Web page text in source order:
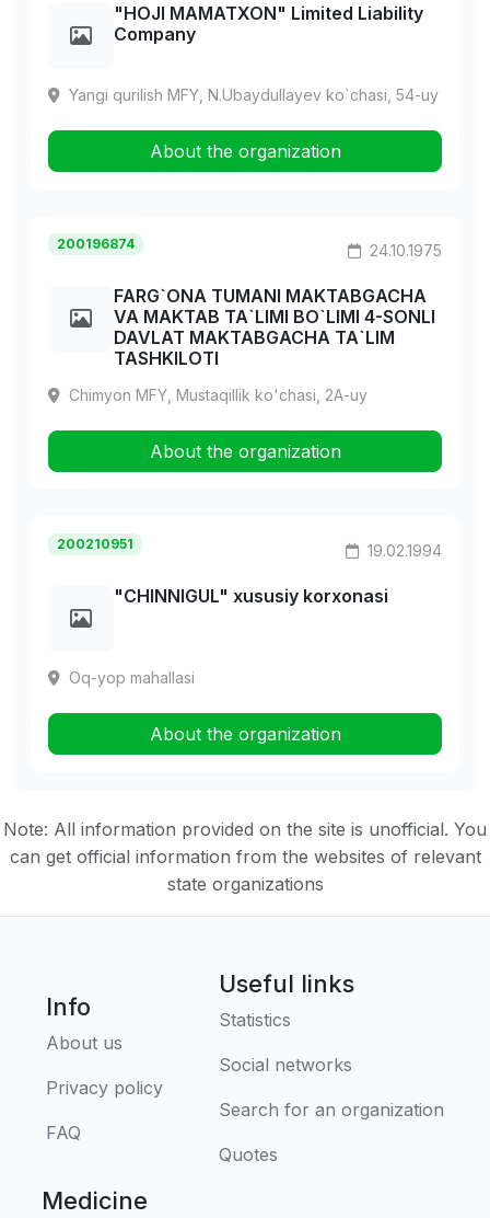
"HOJI MAMATXON" Limited Liability
Company
Yangi qurilish MFY, N.Ubaydullayev ko`chasi, 54-uy
About the organization
200196874 24.10.1975
FARG`ONA TUMANI MAKTABGACHA
VA MAKTAB TA`LIMI BO`LIMI 4-SONLI
DAVLAT MAKTABGACHA TA`LIM
TASHKILOTI
Chimyon MFY, Mustaqillik ko'chasi, 2A-uy
About the organization
200210951 19.02.1994
"CHINNIGUL" xususiy korxonasi
Oq-yop mahallasi
About the organization
Note: All information provided on the site is unofficial. You
can get official information from the websites of relevant
state organizations
Info
About us
Privacy policy
FAQ
Useful links
Statistics
Social networks
Search for an organization
Quotes
Medicine